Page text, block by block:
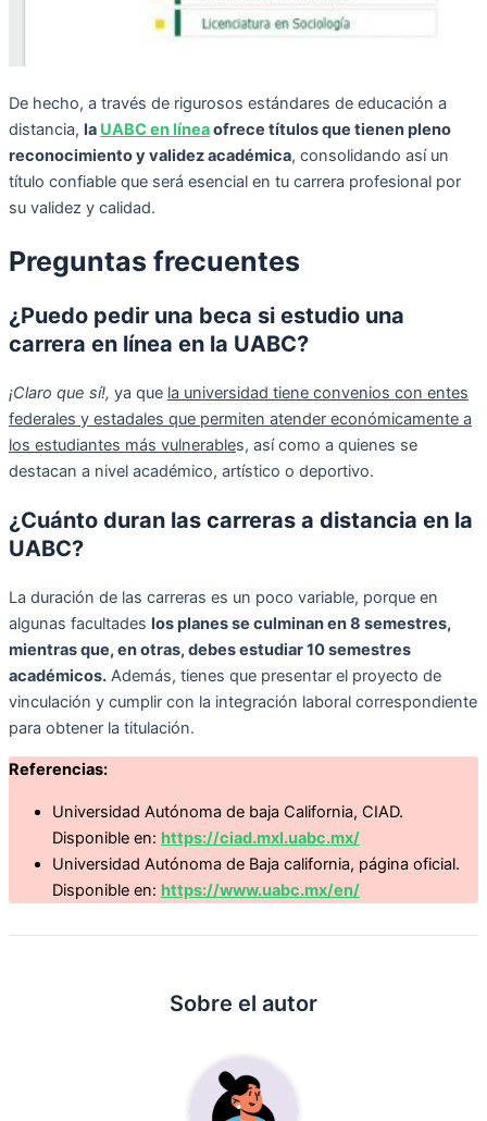
De hecho, a través de rigurosos estándares de educación a
distancia, la UABC en líneaofrece títulos que tienen pleno
reconocimiento y validez académica, consolidando así un
título confiable que será esencial en tu carrera profesional por
su validez y calidad.
Preguntas frecuentes
¿Puedo pedir una beca si estudio una
carrera en línea en la UABC?
¡Claro que sí!, ya que la universidad tiene convenios con entes
federales y estadales que permiten atender económicamente a
los estudiantes más vulnerables, así como a quienes se
destacan a nivel académico, artístico o deportivo.
¿Cuánto duran las carreras a distancia en la
UABC?
La duración de las carreras es un poco variable, porque en
algunas facultades los planes se culminan en 8 semestres,
mientras que, en otras, debes estudiar 10 semestres
académicos. Además, tienes que presentar el proyecto de
vinculación y cumplir con la integración laboral correspondiente
para obtener la titulación.
Referencias:
Universidad Autónoma de baja California, CIAD.
Disponible en: https://ciad.mxl.uabc.mx/
Universidad Autónoma de Baja california, página oficial.
Disponible en: https://www.uabc.mx/en/
Sobre el autor